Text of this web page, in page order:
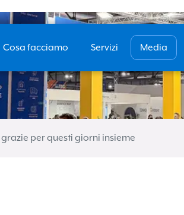
Cosa facciamo Servizi Media
per questi giorni insieme